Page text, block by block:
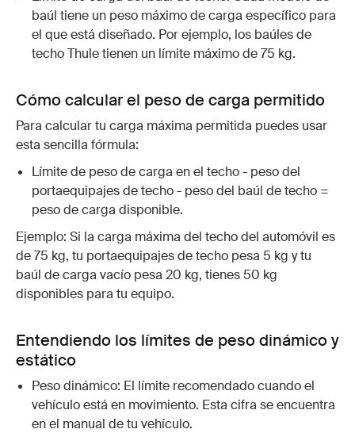
baúl tiene un peso máximo de carga específico para
el que está diseñado. Por ejemplo, los baúles de
techo Thule tienen un límite máximo de 75 kg.
Cómo calcular el peso de carga permitido
Para calcular tu carga máxima permitida puedes usar
esta sencilla fórmula:
Límite de peso de carga en el techo - peso del
portaequipajes de techo - peso del baúl de techo =
peso de carga disponible.
Ejemplo: Si la carga máxima del techo del automóvil es
de 75 kg, tu portaequipajes de techo pesa 5 kg y tu
baúl de carga vacío pesa 20 kg, tienes 50 kg
disponibles para tu equipo.
Entendiendo los límites de peso dinámico y
estático
Peso dinámico: El límite recomendado cuando el
vehículo está en movimiento. Esta cifra se encuentra
en el manual de tu vehículo.